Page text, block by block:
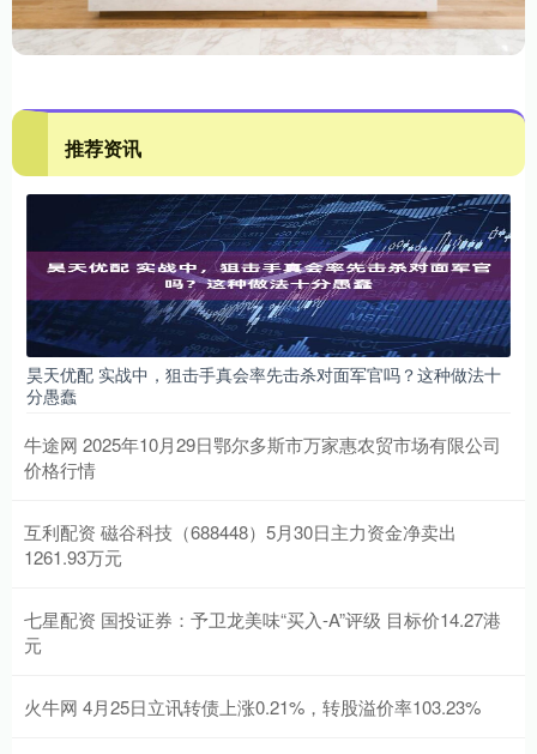
推荐资讯
昊天优配 实战中，狙击手真会率先击杀对面军官吗？这种做法十
分愚蠢
牛途网 2025年10月29日鄂尔多斯市万家惠农贸市场有限公司
价格行情
互利配资 磁谷科技（688448）5月30日主力资金净卖出
1261.93万元
七星配资 国投证券：予卫龙美味“买入-A”评级 目标价14.27港
元
火牛网 4月25日立讯转债上涨0.21%，转股溢价率103.23%